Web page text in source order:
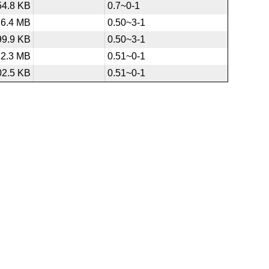
KB
0.7~0-1
6.4 MB
0.50~3-1
KB
0.50~3-1
2.3 MB
0.51~0-1
KB 0.51~0-1